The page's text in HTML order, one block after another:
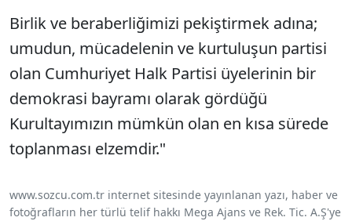
Birlik ve beraberliğimizi pekiştirmek adına;
umudun, mücadelenin ve kurtuluşun partisi
olan Cumhuriyet Halk Partisi üyelerinin bir
demokrasi bayramı olarak gördüğü
Kurultayımızın mümkün olan en kısa sürede
toplanması elzemdir."
www.sozcu.com.tr internet sitesinde yayınlanan yazı, haber ve
fotoğrafların her türlü telif hakkı Mega Ajans ve Rek. Tic. A.Ş'ye